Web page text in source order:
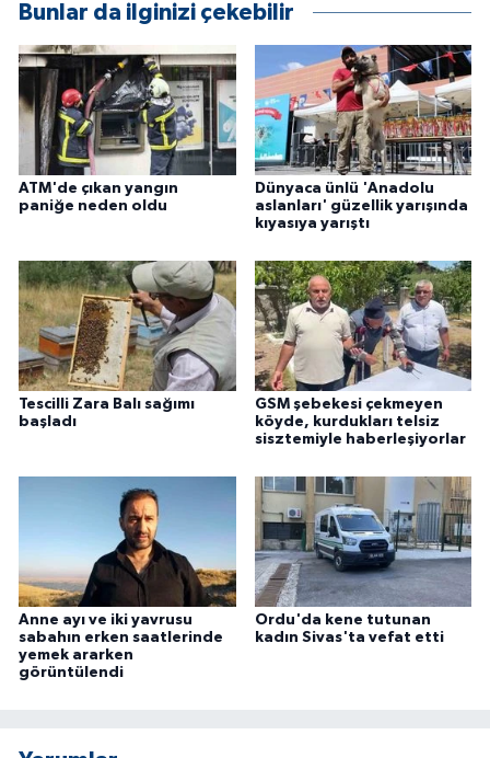
Bunlar da ilginizi çekebilir
ATM'de çıkan yangın
paniğe neden oldu
Dünyaca ünlü 'Anadolu
aslanları' güzellik yarışında
kıyasıya yarıştı
Tescilli Zara Balı sağımı
başladı
GSM şebekesi çekmeyen
köyde, kurdukları telsiz
sisztemiyle haberleşiyorlar
Anne ayı ve iki yavrusu
sabahın erken saatlerinde
yemek ararken
görüntülendi
Ordu'da kene tutunan
kadın Sivas'ta vefat etti